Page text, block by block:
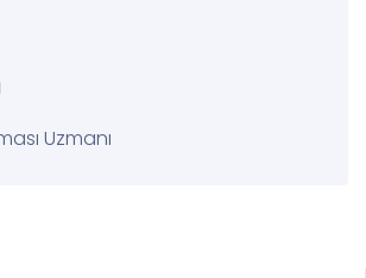
Uzmanı